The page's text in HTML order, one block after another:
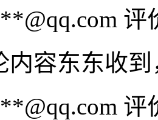
评
内容东东收
评